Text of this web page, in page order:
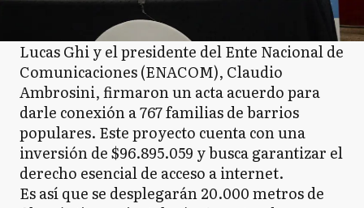
Lucas Ghi y el presidente del Ente Nacional de
Comunicaciones (ENACOM), Claudio
Ambrosini, firmaron un acta acuerdo para
darle conexión a 767 familias de barrios
populares. Este proyecto cuenta con una
inversión de $96.895.059 y busca garantizar el
derecho esencial de acceso a internet.
Es así que se desplegarán 20.000 metros de